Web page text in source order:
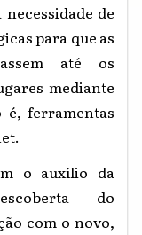
de
para que as
até os
mediante
é, ferramentas
o auxílio da
do
com o novo,